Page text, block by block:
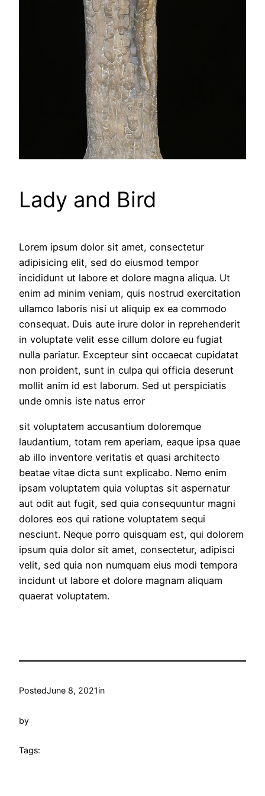
Lady and Bird
Lorem ipsum dolor sit amet, consectetur
adipisicing elit, sed do eiusmod tempor
incididunt ut labore et dolore magna aliqua. Ut
enim ad minim veniam, quis nostrud exercitation
ullamco laboris nisi ut aliquip ex ea commodo
consequat. Duis aute irure dolor in reprehenderit
in voluptate velit esse cillum dolore eu fugiat
nulla pariatur. Excepteur sint occaecat cupidatat
non proident, sunt in culpa qui officia deserunt
mollit anim id est laborum. Sed ut perspiciatis
unde omnis iste natus error
sit voluptatem accusantium doloremque
laudantium, totam rem aperiam, eaque ipsa quae
ab illo inventore veritatis et quasi architecto
beatae vitae dicta sunt explicabo. Nemo enim
ipsam voluptatem quia voluptas sit aspernatur
aut odit aut fugit, sed quia consequuntur magni
dolores eos qui ratione voluptatem sequi
nesciunt. Neque porro quisquam est, qui dolorem
ipsum quia dolor sit amet, consectetur, adipisci
velit, sed quia non numquam eius modi tempora
incidunt ut labore et dolore magnam aliquam
quaerat voluptatem.
PostedJune 8, 2021in
by
Tags: